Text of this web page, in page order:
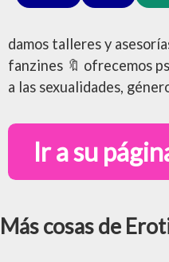
damos talleres y
fanzines 🔖 ofrecemos
a las sexualidades,
Ir a su
Más cosas de